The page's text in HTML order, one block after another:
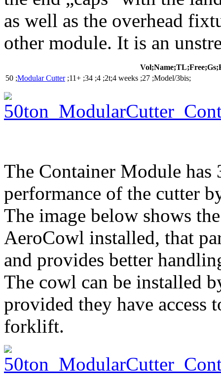
as well as the overhead
other module. It is an
50 ;Modular Cutter;11+ ;34 ;4 ;2t;4 weeks ;27 ;Model/3bis;
The Container Module has
performance of the cutter
The image below shows
AeroCowl installed, that
and provides better
The cowl can be installed
provided they have access
forklift.